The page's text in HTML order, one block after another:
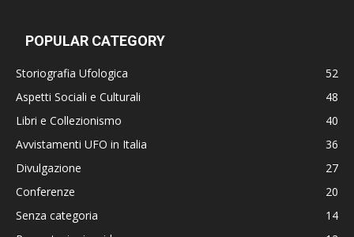
POPULAR CATEGORY
Storiografia Ufologica
52
Aspetti Sociali e Culturali
48
Libri e Collezionismo
40
Avvistamenti UFO in Italia
36
Divulgazione
27
Conferenze
20
Senza categoria
14